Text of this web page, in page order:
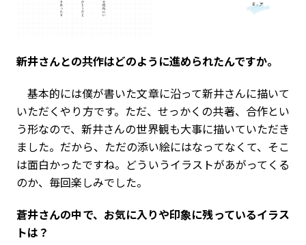
――新井さんとの共作はどのように進められたんですか。
基本的には僕が書いた文章に沿って新井さんに描いて
いただくやり方です。ただ、せっかくの共著、合作とい
う形なので、新井さんの世界観も大事に描いていただき
ました。だから、ただの添い絵にはなってなくて、そこ
は面白かったですね。どういうイラストがあがってくる
のか、毎回楽しみでした。
――蒼井さんの中で、お気に入りや印象に残っているイラス
トは？